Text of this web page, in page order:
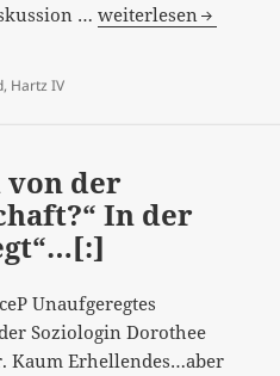
…[:de]Absicherung
Vorbehalt?…
[:]
weiterlesen
, Hartz IV
von der
In der
Unaufgeregtes
Soziologin Dorothee
Kaum Erhellendes…aber